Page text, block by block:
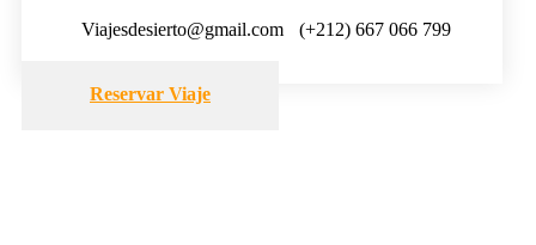
Viajesdesierto@gmail.com
(+212) 667 066 799
Reservar Viaje